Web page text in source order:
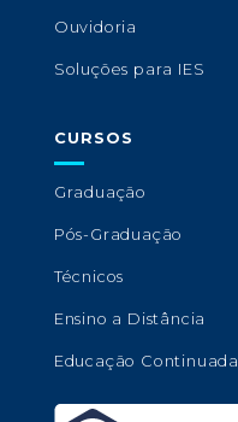
Ouvidoria
Soluções para IES
CURSOS
Graduação
Pós-Graduação
Técnicos
Ensino a Distância
Educação Continuada